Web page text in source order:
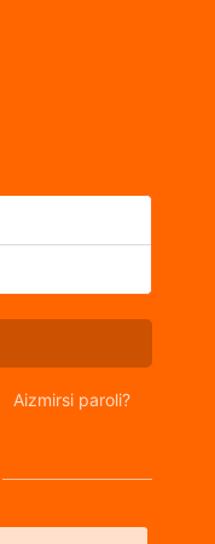
Aizmirsi paroli?